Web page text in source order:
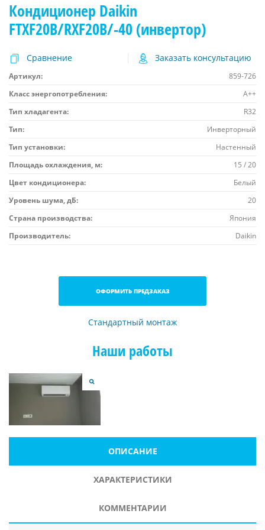
Кондиционер Daikin
FTXF20B/RXF20B/-40 (инвертор)
Сравнение Заказать консультацию
Артикул:
859-726
Класс энергопотребления:
A++
Тип хладагента:
R32
Тип:
Инверторный
Тип установки:
Настенный
Площадь охлаждения, м:
15 / 20
Цвет кондиционера:
Белый
Уровень шума, дБ:
20
Страна производства:
Япония
Производитель:
Daikin
ОФОРМИТЬ ПРЕДЗАКАЗ
Стандартный монтаж
Наши работы
ОПИСАНИЕ
ХАРАКТЕРИСТИКИ
КОММЕНТАРИИ